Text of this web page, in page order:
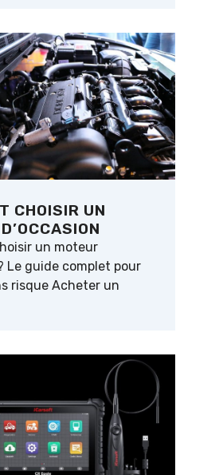
CHOISIR UN
un moteur
Le guide complet pour
risque Acheter un